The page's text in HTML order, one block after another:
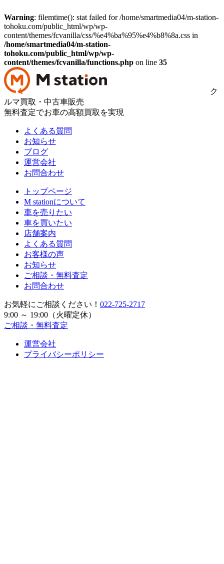
Warning: filemtime(): stat failed for /home/smartmedia04/m-station-
tohoku.com/public_html/wp/wp-
content/themes/fcvanilla/css/%e4%ba%95%e4%b8%8a.css in
/home/smartmedia04/m-station-
tohoku.com/public_html/wp/wp-
content/themes/fcvanilla/functions.php on line 35
ク
ルマ買取・中古車販売
無料査定でお車の高額買取を実現
よくある質問
お知らせ
ブログ
運営会社
お問合わせ
トップページ
M stationについて
車を売りたい
車を買いたい
店舗案内
よくある質問
お客様の声
お知らせ
ご相談・無料査定
お問合わせ
お気軽にご相談ください！ 022-725-2717
9:00 ～ 19:00 （火曜定休）
ご相談・無料査定
運営会社
プライバシーポリシー